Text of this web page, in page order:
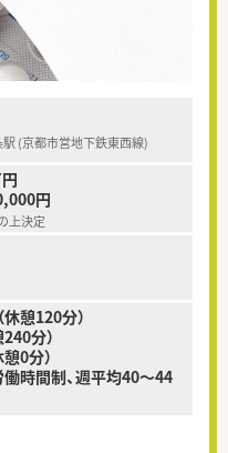
(京都市営地下鉄東西線)
円
上決定
憩120分）
分）
0分）
時間制、週平均40～44